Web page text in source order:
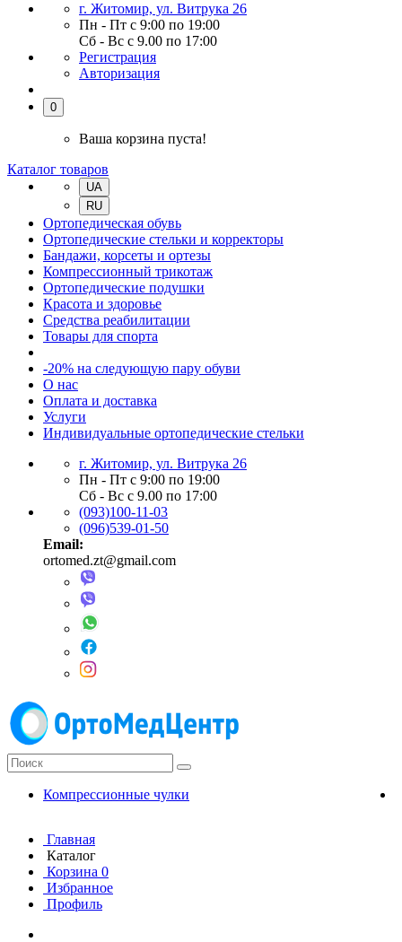
г. Житомир, ул. Витрука 26
Пн - Пт с 9:00 по 19:00
Сб - Вс с 9.00 по 17:00
Регистрация
Авторизация
0
Ваша корзина пуста!
Каталог товаров
UA
RU
Ортопедическая обувь
Ортопедические стельки и корректоры
Бандажи, корсеты и ортезы
Компрессионный трикотаж
Ортопедические подушки
Красота и здоровье
Средства реабилитации
Товары для спорта
-20% на следующую пару обуви
О нас
Оплата и доставка
Услуги
Индивидуальные ортопедические стельки
г. Житомир, ул. Витрука 26
Пн - Пт с 9:00 по 19:00
Сб - Вс с 9.00 по 17:00
(093)100-11-03
(096)539-01-50
Email:
ortomed.zt@gmail.com
Компрессионные чулки
Главная
Каталог
Корзина 0
Избранное
Профиль